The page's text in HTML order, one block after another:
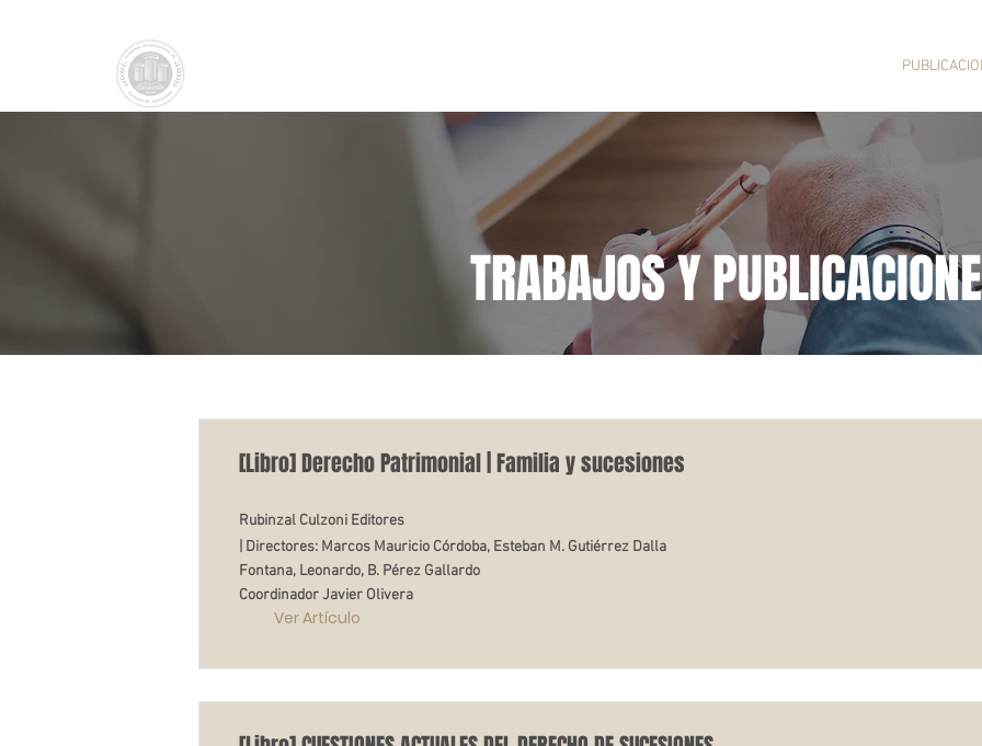
TRABAJOS Y
[Libro] Derecho Patrimonial | Familia y sucesiones
Rubinzal Culzoni Editores
| Directores: Marcos Mauricio Córdoba, Esteban M. Gutiérrez Dalla
Fontana, Leonardo, B. Pérez Gallardo
Coordinador Javier Olivera
Ver Artículo